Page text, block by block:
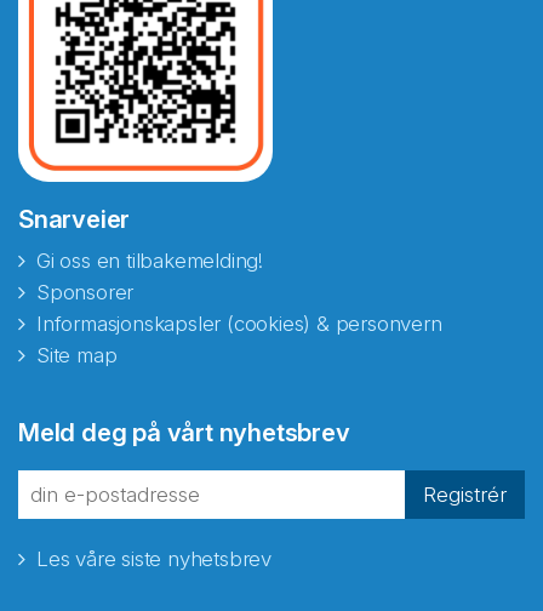
Snarveier
Gi oss en tilbakemelding!
Sponsorer
Informasjonskapsler (cookies) & personvern
Site map
Meld deg på vårt nyhetsbrev
Registrér
Les våre siste nyhetsbrev
fra Norecopa